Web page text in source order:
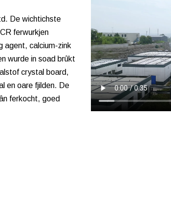
De wichtichste
ferwurkjen
agent, calcium-zink
wurde in soad brûkt
crystal board,
en oare fjilden. De
ferkocht, goed